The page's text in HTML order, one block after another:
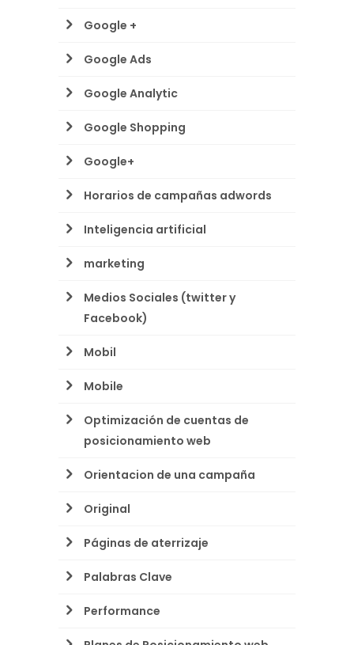
Google +
Google Ads
Google Analytic
Google Shopping
Google+
Horarios de campañas adwords
Inteligencia artificial
marketing
Medios Sociales (twitter y
Facebook)
Mobil
Mobile
Optimización de cuentas de
posicionamiento web
Orientacion de una campaña
Original
Páginas de aterrizaje
Palabras Clave
Performance